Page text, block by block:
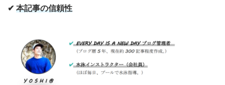
✔ 本記事の信頼性